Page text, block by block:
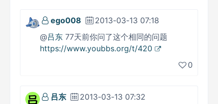
ego008
2013-03-13 07:18
@吕东 77天前你问了这个相同的问题
https://www.youbbs.org/t/420
0
吕东
2013-03-13 07:32